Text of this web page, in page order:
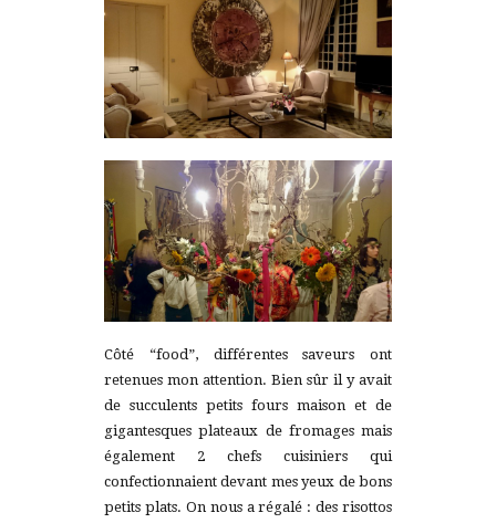
Côté “food”, différentes saveurs ont
retenues mon attention. Bien sûr il y avait
de succulents petits fours maison et de
gigantesques plateaux de fromages mais
également 2 chefs cuisiniers qui
confectionnaient devant mes yeux de bons
petits plats. On nous a régalé : des risottos